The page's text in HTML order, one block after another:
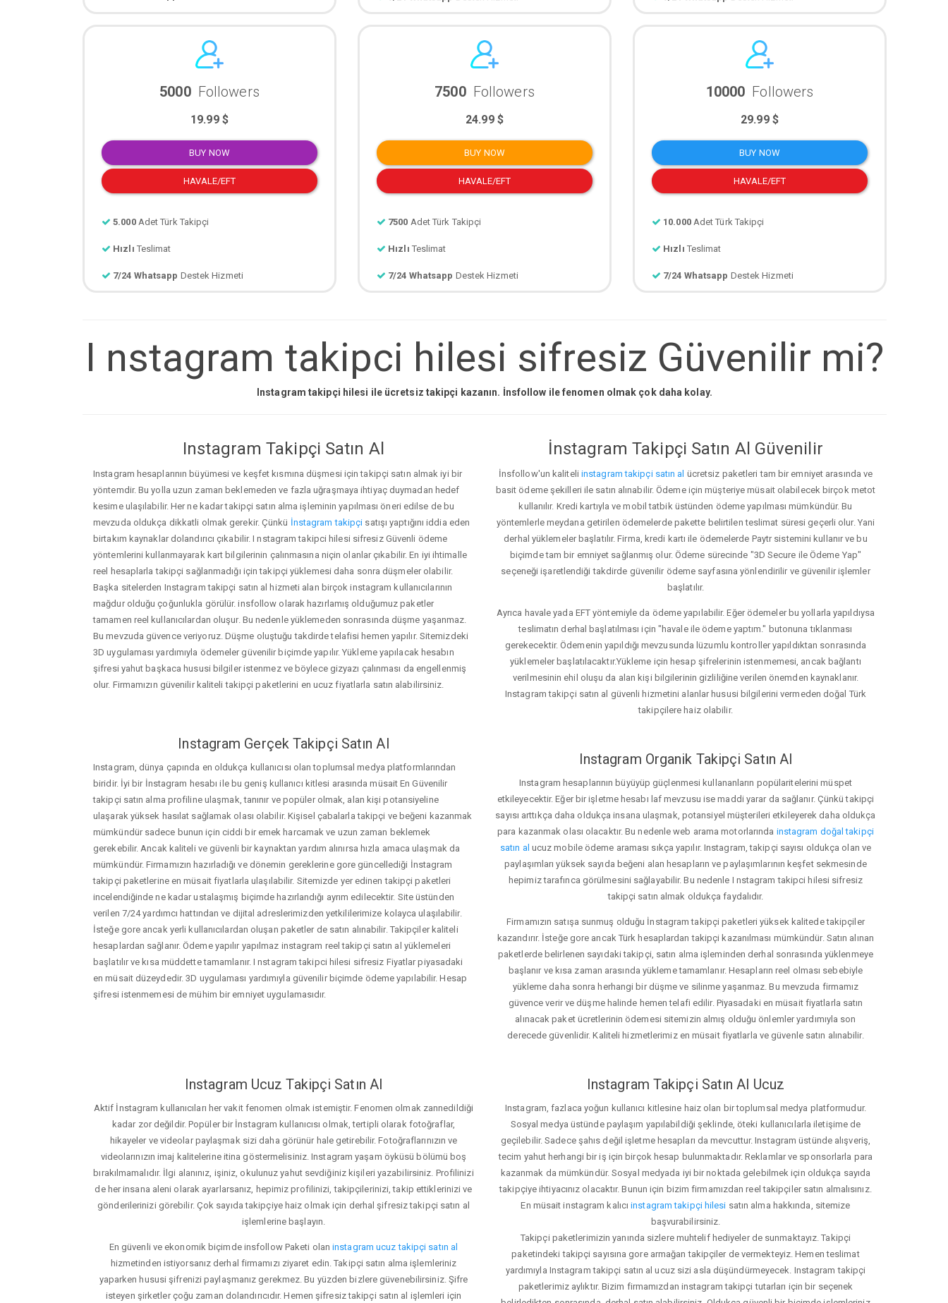
5000 Followers
19.99 $
BUY NOW
HAVALE/EFT
5.000 Adet Türk Takipçi
Hızlı Teslimat
7/24 Whatsapp Destek Hizmeti
7500 Followers
24.99 $
BUY NOW
HAVALE/EFT
7500 Adet Türk Takipçi
Hızlı Teslimat
7/24 Whatsapp Destek Hizmeti
10000 Followers
29.99 $
BUY NOW
HAVALE/EFT
10.000 Adet Türk Takipçi
Hızlı Teslimat
7/24 Whatsapp Destek Hizmeti
I nstagram takipci hilesi sifresiz Güvenilir mi?
Instagram takipçi hilesi ile ücretsiz takipçi kazanın. İnsfollow ile fenomen olmak çok daha kolay.
Instagram Takipçi Satın Al
Instagram hesaplarının büyümesi ve keşfet kısmına düşmesi için takipçi satın almak iyi bir
yöntemdir. Bu yolla uzun zaman beklemeden ve fazla uğraşmaya ihtiyaç duymadan hedef
kesime ulaşılabilir. Her ne kadar takipçi satın alma işleminin yapılması öneri edilse de bu
mevzuda oldukça dikkatli olmak gerekir. Çünkü İnstagram takipçi satışı yaptığını iddia eden
birtakım kaynaklar dolandırıcı çıkabilir. I nstagram takipci hilesi sifresiz Güvenli ödeme
yöntemlerini kullanmayarak kart bilgilerinin çalınmasına niçin olanlar çıkabilir. En iyi ihtimalle
reel hesaplarla takipçi sağlanmadığı için takipçi yüklemesi daha sonra düşmeler olabilir.
Başka sitelerden Instagram takipçi satın al hizmeti alan birçok instagram kullanıcılarının
mağdur olduğu çoğunlukla görülür. insfollow olarak hazırlamış olduğumuz paketler
tamamen reel kullanıcılardan oluşur. Bu nedenle yüklemeden sonrasında düşme yaşanmaz.
Bu mevzuda güvence veriyoruz. Düşme oluştuğu takdirde telafisi hemen yapılır. Sitemizdeki
3D uygulaması yardımıyla ödemeler güvenilir biçimde yapılır. Yükleme yapılacak hesabın
şifresi yahut başkaca hususi bilgiler istenmez ve böylece gizyazı çalınması da engellenmiş
olur. Firmamızın güvenilir kaliteli takipçi paketlerini en ucuz fiyatlarla satın alabilirsiniz.
İnstagram Takipçi Satın Al Güvenilir
İnsfollow'un kaliteli instagram takipçi satın al ücretsiz paketleri tam bir emniyet arasında ve
basit ödeme şekilleri ile satın alınabilir. Ödeme için müşteriye müsait olabilecek birçok metot
kullanılır. Kredi kartıyla ve mobil tatbik üstünden ödeme yapılması mümkündür. Bu
yöntemlerle meydana getirilen ödemelerde pakette belirtilen teslimat süresi geçerli olur. Yani
derhal yüklemeler başlatılır. Firma, kredi kartı ile ödemelerde Paytr sistemini kullanır ve bu
biçimde tam bir emniyet sağlanmış olur. Ödeme sürecinde "3D Secure ile Ödeme Yap"
seçeneği işaretlendiği takdirde güvenilir ödeme sayfasına yönlendirilir ve güvenilir işlemler
başlatılır.
Ayrıca havale yada EFT yöntemiyle da ödeme yapılabilir. Eğer ödemeler bu yollarla yapıldıysa
teslimatın derhal başlatılması için "havale ile ödeme yaptım." butonuna tıklanması
gerekecektir. Ödemenin yapıldığı mevzusunda lüzumlu kontroller yapıldıktan sonrasında
yüklemeler başlatılacaktır.Yükleme için hesap şifrelerinin istenmemesi, ancak bağlantı
verilmesinin ehil oluşu da alan kişi bilgilerinin gizliliğine verilen önemden kaynaklanır.
Instagram takipçi satın al güvenli hizmetini alanlar hususi bilgilerini vermeden doğal Türk
takipçilere haiz olabilir.
Instagram Gerçek Takipçi Satın Al
Instagram, dünya çapında en oldukça kullanıcısı olan toplumsal medya platformlarından
biridir. İyi bir İnstagram hesabı ile bu geniş kullanıcı kitlesi arasında müsait En Güvenilir
takipçi satın alma profiline ulaşmak, tanınır ve popüler olmak, alan kişi potansiyeline
ulaşarak yüksek hasılat sağlamak olası olabilir. Kişisel çabalarla takipçi ve beğeni kazanmak
mümkündür sadece bunun için ciddi bir emek harcamak ve uzun zaman beklemek
gerekebilir. Ancak kaliteli ve güvenli bir kaynaktan yardım alınırsa hızla amaca ulaşmak da
mümkündür. Firmamızın hazırladığı ve dönemin gereklerine gore güncellediği İnstagram
takipçi paketlerine en müsait fiyatlarla ulaşılabilir. Sitemizde yer edinen takipçi paketleri
incelendiğinde ne kadar ustalaşmış biçimde hazırlandığı ayrım edilecektir. Site üstünden
verilen 7/24 yardımcı hattından ve dijital adreslerimizden yetkililerimize kolayca ulaşılabilir.
İsteğe gore ancak yerli kullanıcılardan oluşan paketler de satın alınabilir. Takipçiler kaliteli
hesaplardan sağlanır. Ödeme yapılır yapılmaz instagram reel takipçi satın al yüklemeleri
başlatılır ve kısa müddette tamamlanır. I nstagram takipci hilesi sifresiz Fiyatlar piyasadaki
en müsait düzeydedir. 3D uygulaması yardımıyla güvenilir biçimde ödeme yapılabilir. Hesap
şifresi istenmemesi de mühim bir emniyet uygulamasıdır.
Instagram Organik Takipçi Satın Al
Instagram hesaplarının büyüyüp güçlenmesi kullananların popülaritelerini müspet
etkileyecektir. Eğer bir işletme hesabı laf mevzusu ise maddi yarar da sağlanır. Çünkü takipçi
sayısı arttıkça daha oldukça insana ulaşmak, potansiyel müşterileri etkileyerek daha oldukça
para kazanmak olası olacaktır. Bu nedenle web arama motorlarında instagram doğal takipçi
satın al ucuz mobile ödeme araması sıkça yapılır. Instagram, takipçi sayısı oldukça olan ve
paylaşımları yüksek sayıda beğeni alan hesapların ve paylaşımlarının keşfet sekmesinde
hepimiz tarafınca görülmesini sağlayabilir. Bu nedenle I nstagram takipci hilesi sifresiz
takipçi satın almak oldukça faydalıdır.
Firmamızın satışa sunmuş olduğu İnstagram takipçi paketleri yüksek kalitede takipçiler
kazandırır. İsteğe gore ancak Türk hesaplardan takipçi kazanılması mümkündür. Satın alınan
paketlerde belirlenen sayıdaki takipçi, satın alma işleminden derhal sonrasında yüklenmeye
başlanır ve kısa zaman arasında yükleme tamamlanır. Hesapların reel olması sebebiyle
yükleme daha sonra herhangi bir düşme ve silinme yaşanmaz. Bu mevzuda firmamız
güvence verir ve düşme halinde hemen telafi edilir. Piyasadaki en müsait fiyatlarla satın
alınacak paket ücretlerinin ödemesi sitemizin almış olduğu önlemler yardımıyla son
derecede güvenlidir. Kaliteli hizmetlerimiz en müsait fiyatlarla ve güvenle satın alınabilir.
Instagram Ucuz Takipçi Satın Al
Aktif İnstagram kullanıcıları her vakit fenomen olmak istemiştir. Fenomen olmak zannedildiği
kadar zor değildir. Popüler bir İnstagram kullanıcısı olmak, tertipli olarak fotoğraflar,
hikayeler ve videolar paylaşmak sizi daha görünür hale getirebilir. Fotoğraflarınızın ve
videolarınızın imaj kalitelerine itina göstermelisiniz. Instagram yaşam öyküsü bölümü boş
bırakılmamalıdır. İlgi alanınız, işiniz, okulunuz yahut sevdiğiniz kişileri yazabilirsiniz. Profilinizi
de her insana aleni olarak ayarlarsanız, hepimiz profilinizi, takipçilerinizi, takip ettiklerinizi ve
gönderilerinizi görebilir. Çok sayıda takipçiye haiz olmak için derhal şifresiz takipçi satın al
işlemlerine başlayın.
En güvenli ve ekonomik biçimde insfollow Paketi olaninstagram ucuz takipçi satın al
hizmetinden istiyorsanız derhal firmamızı ziyaret edin. Takipçi satın alma işlemleriniz
yaparken hususi şifrenizi paylaşmanız gerekmez. Bu yüzden bizlere güvenebilirsiniz. Şifre
isteyen şirketler çoğu zaman dolandırıcıdır. Hemen şifresiz takipçi satın al işlemleri için
Instagram Takipçi Satın Al Ucuz
Instagram, fazlaca yoğun kullanıcı kitlesine haiz olan bir toplumsal medya platformudur.
Sosyal medya üstünde paylaşım yapılabildiği şeklinde, öteki kullanıcılarla iletişime de
geçilebilir. Sadece şahıs değil işletme hesapları da mevcuttur. Instagram üstünde alışveriş,
tecim yahut herhangi bir iş için birçok hesap bulunmaktadır. Reklamlar ve sponsorlarla para
kazanmak da mümkündür. Sosyal medyada iyi bir noktada gelebilmek için oldukça sayıda
takipçiye ihtiyacınız olacaktır. Bunun için bizim firmamızdan reel takipçiler satın almalısınız.
En müsait instagram kalıcıinstagram takipçi hilesi satın alma hakkında, sitemize
başvurabilirsiniz.
Takipçi paketlerimizin yanında sizlere muhtelif hediyeler de sunmaktayız. Takipçi
paketindeki takipçi sayısına gore armağan takipçiler de vermekteyiz. Hemen teslimat
yardımıyla Instagram takipçi satın al ucuz sizi asla düşündürmeyecek. Instagram takipçi
paketlerimiz aylıktır. Bizim firmamızdan instagram takipçi tutarları için bir seçenek